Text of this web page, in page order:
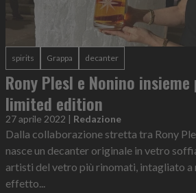
spirits Grappa decanter
Rony Plesl e Nonino
limited edition
27 aprile 2022 | Redazione
Dalla collaborazione stretta tra Rony
nasce un decanter originale in vetro
artisti del vetro più rinomati, intagliato a
effetto...